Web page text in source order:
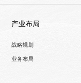
产业布局
战略规划
业务布局